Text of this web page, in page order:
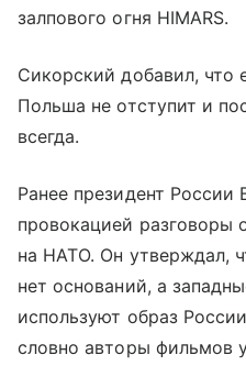
залпового огня HIMARS.
Сикорский добавил, что
Польша не отступит и
всегда.
Ранее президент
провокацией разговоры
на НАТО. Он утверждал,
нет оснований, а
используют образ
словно авторы фильмов